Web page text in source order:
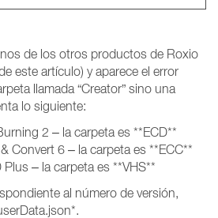
de los otros productos de Roxio
este artículo) y aparece el error
llamada “Creator” sino una
lo siguiente:
2 – la carpeta es **ECD**
Convert 6 – la carpeta es **ECC**
Plus – la carpeta es **VHS**
al número de versión,